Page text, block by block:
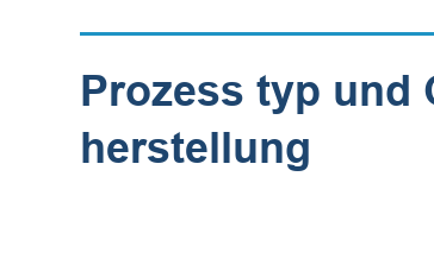
Prozess typ und
herstellung